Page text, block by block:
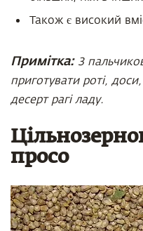
Також є високий
Примітка:З
приготувати роті,
десерт рагі ладу.
просо